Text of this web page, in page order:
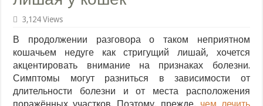
3,124 Views
В продолжении разговора о таком неприятном
кошачьем недуге как стригущий лишай, хочется
акцентировать внимание на признаках болезни.
Симптомы могут разниться в зависимости от
длительности болезни и от места расположения